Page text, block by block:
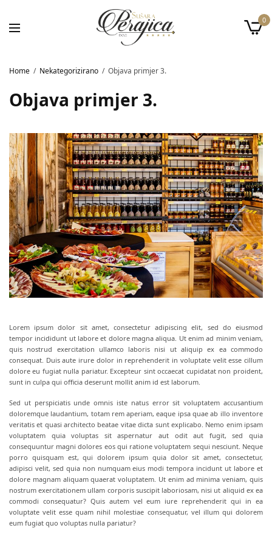
0
Home Nekategorizirano Objava primjer 3.
Objava primjer 3.
Lorem ipsum dolor sit amet, consectetur adipiscing elit, sed do eiusmod
tempor incididunt ut labore et dolore magna aliqua. Ut enim ad minim veniam,
quis nostrud exercitation ullamco laboris nisi ut aliquip ex ea commodo
consequat. Duis aute irure dolor in reprehenderit in voluptate velit esse cillum
dolore eu fugiat nulla pariatur. Excepteur sint occaecat cupidatat non proident,
sunt in culpa qui officia deserunt mollit anim id est laborum.
Sed ut perspiciatis unde omnis iste natus error sit voluptatem accusantium
doloremque laudantium, totam rem aperiam, eaque ipsa quae ab illo inventore
veritatis et quasi architecto beatae vitae dicta sunt explicabo. Nemo enim ipsam
voluptatem quia voluptas sit aspernatur aut odit aut fugit, sed quia
consequuntur magni dolores eos qui ratione voluptatem sequi nesciunt. Neque
porro quisquam est, qui dolorem ipsum quia dolor sit amet, consectetur,
adipisci velit, sed quia non numquam eius modi tempora incidunt ut labore et
dolore magnam aliquam quaerat voluptatem. Ut enim ad minima veniam, quis
nostrum exercitationem ullam corporis suscipit laboriosam, nisi ut aliquid ex ea
commodi consequatur? Quis autem vel eum iure reprehenderit qui in ea
voluptate velit esse quam nihil molestiae consequatur, vel illum qui dolorem
eum fugiat quo voluptas nulla pariatur?